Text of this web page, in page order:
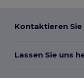
Kontaktieren Sie
Lassen Sie uns